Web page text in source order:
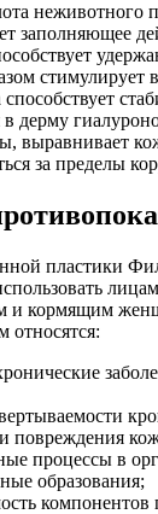
неживотного
заполняющее
стимулирует
дерму
выравнивает
за пределы
пластики
и кормящим
относятся:
повреждения
процессы в
образования;
компонентов